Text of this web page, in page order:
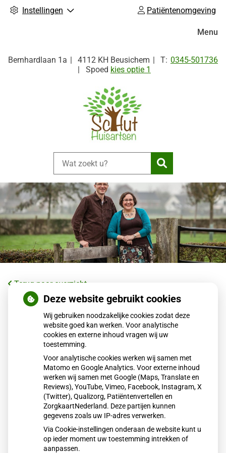
Instellingen Patiëntenomgeving
Bernhardlaan 1a 4112 KH Beusichem Tel:
0345-501736
Spoed kies optie 1
Zoeken
Menu
Terug naar overzicht
Vakantie
Van 31 juli t/m 18 augustus zijn huisartsen Martin &
Christine Schut met vakantie.
De praktijk wordt waargenomen door de vaste
waarnemers: Jacqueline v.d. Louw, Jessica v.d. Broek
(weer terug van zwangerschapsverlof !), Gretty Fokker en
Dirk-Jan Enklaar.
We wensen u een mooie zomer.
Team Schut Huisartsen
Publicatiedatum:24-07-2023
Deze website gebruikt cookies
Wij gebruiken noodzakelijke cookies zodat deze
website goed kan werken. Voor analytische
cookies en externe inhoud vragen wij uw
toestemming.
Voor analytische cookies werken wij samen met
Matomo en Google Analytics. Voor externe inhoud
werken wij samen met Google (Maps, Translate en
Reviews), YouTube, Vimeo, Facebook, Instagram, X
(Twitter), Qualizorg, Patiëntenvertellen en
ZorgkaartNederland. Deze partijen kunnen
gegevens zoals uw IP-adres verwerken.
Via Cookie-instellingen onderaan de website kunt u
op ieder moment uw toestemming intrekken of
aanpassen.